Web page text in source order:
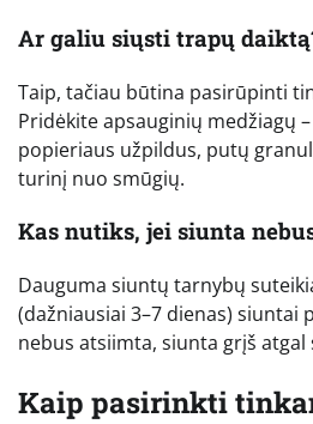
Ar galiu siųsti trapų
Taip, tačiau būtina pasirūpinti
Pridėkite apsauginių medžiagų
popieriaus užpildus, putų
turinį nuo smūgių.
Kas nutiks, jei siunta
Dauguma siuntų tarnybų
(dažniausiai 3–7 dienas) siuntai
nebus atsiimta, siunta grįš atgal
Kaip pasirinkti